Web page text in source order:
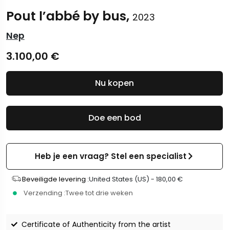
Pout l’abbé by bus, 2023
Nep
3.100,00 €
Doe een bod
Heb je een vraag? Stel een specialist
Beveiligde levering :United States (US) - 180,00 €
Verzending :Twee tot drie weken
Certificate of Authenticity from the artist
Nu kopen